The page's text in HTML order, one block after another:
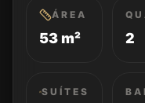
ÁREA
53 m² 2
SUÍTES